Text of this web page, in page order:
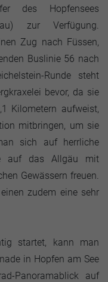
des Hopfensees
zur Verfügung.
Zug nach Füssen,
Buslinie 56 nach
Runde steht
bevor, da sie
Kilometern aufweist,
mitbringen, um sie
sich auf herrliche
auf das Allgäu mit
Gewässern freuen.
zudem eine sehr
startet, kann man
in Hopfen am See
Panoramablick auf